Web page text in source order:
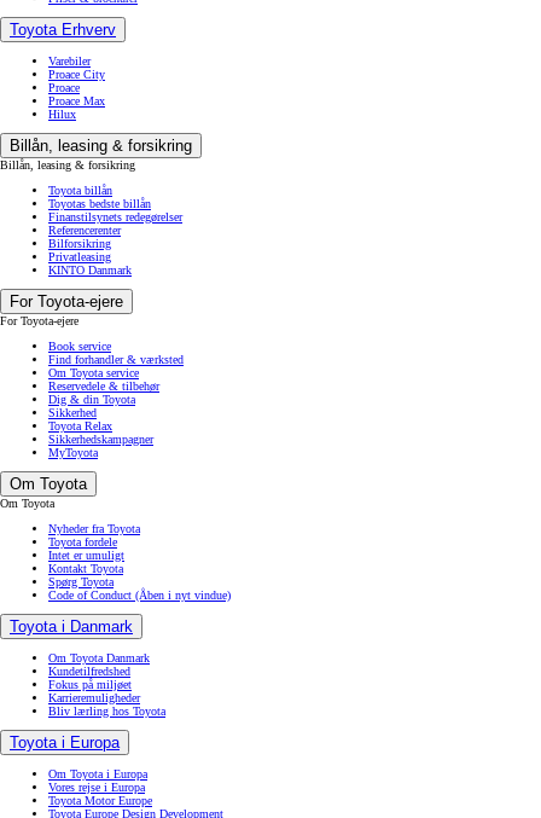
Toyota Erhverv
Varebiler
Proace City
Proace
Proace Max
Hilux
Billån, leasing & forsikring
Billån, leasing & forsikring
Toyota billån
Toyotas bedste billån
Finanstilsynets redegørelser
Referencerenter
Bilforsikring
Privatleasing
KINTO Danmark
For Toyota-ejere
For Toyota-ejere
Book service
Find forhandler & værksted
Om Toyota service
Reservedele & tilbehør
Dig & din Toyota
Sikkerhed
Toyota Relax
Sikkerhedskampagner
MyToyota
Om Toyota
Om Toyota
Nyheder fra Toyota
Toyota fordele
Intet er umuligt
Kontakt Toyota
Spørg Toyota
Code of Conduct (Åben i nyt vindue)
Toyota i Danmark
Om Toyota Danmark
Kundetilfredshed
Fokus på miljøet
Karrieremuligheder
Bliv lærling hos Toyota
Toyota i Europa
Om Toyota i Europa
Vores rejse i Europa
Toyota Motor Europe
Toyota Europe Design Development